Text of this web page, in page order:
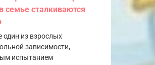
семье сталкиваются
один из взрослых
зависимости,
испытанием